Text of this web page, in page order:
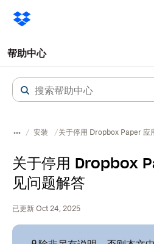
帮助中心
安装 关于停用 Dropbox Paper 应
关于停用 Dropbox
见问题解答
已更新 Oct 24, 2025